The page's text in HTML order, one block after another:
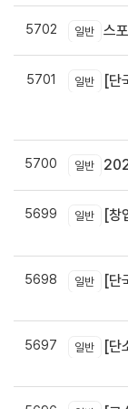
5702 일반 스포
5701 일반 [단국
5700 일반
5699 일반 [창
5698 일반 [단국
5697 일반 [단소리